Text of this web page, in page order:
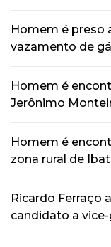
Homem é preso
vazamento de
Homem é
Jerônimo
Homem é
zona rural de
Ricardo Ferraço
candidato a